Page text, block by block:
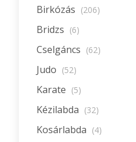
Birkózás (206)
Bridzs (6)
Cselgáncs (62)
Judo (52)
Karate (5)
Kézilabda (32)
Kosárlabda (4)